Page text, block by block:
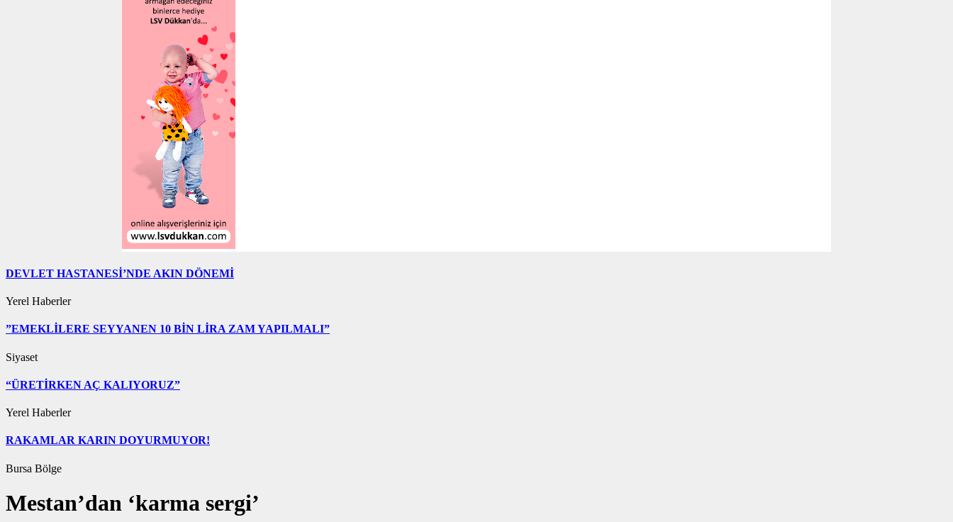
DEVLET HASTANESİ’NDE AKIN DÖNEMİ
Yerel Haberler
”EMEKLİLERE SEYYANEN 10 BİN LİRA ZAM YAPILMALI”
Siyaset
“ÜRETİRKEN AÇ KALIYORUZ”
Yerel Haberler
RAKAMLAR KARIN DOYURMUYOR!
Bursa Bölge
Mestan’dan ‘karma sergi’